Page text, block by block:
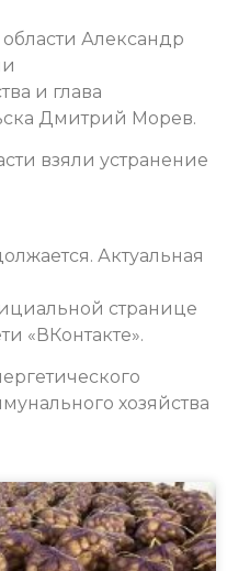
Александр
и глава
Дмитрий Морев.
взяли устранение
Актуальная
странице
«ВКонтакте».
хозяйства